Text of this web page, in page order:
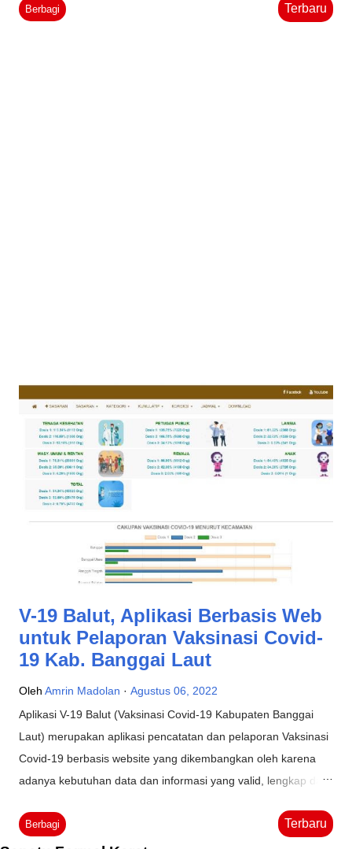
Dahulu, untuk membuat media cetak kita harus mahir
Berbagi Terbaru
V-19 Balut, Aplikasi Berbasis Web
untuk Pelaporan Vaksinasi Covid-
19 Kab. Banggai Laut
Oleh Amrin Madolan
Agustus 06, 2022
Aplikasi V-19 Balut (Vaksinasi Covid-19 Kabupaten Banggai
Laut) merupakan aplikasi pencatatan dan pelaporan Vaksinasi
Covid-19 berbasis website yang dikembangkan oleh karena
adanya kebutuhan data dan informasi yang valid, lengkap dan
penanggulangan Pandemi Covid-19 melalui program
Berbagi Terbaru